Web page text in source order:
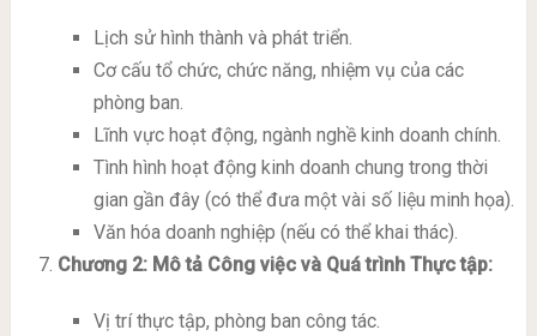
Lịch sử hình thành và phát triển.
Cơ cấu tổ chức, chức năng, nhiệm vụ của các
phòng ban.
Lĩnh vực hoạt động, ngành nghề kinh doanh chính.
Tình hình hoạt động kinh doanh chung trong thời
gian gần đây (có thể đưa một vài số liệu minh họa).
Văn hóa doanh nghiệp (nếu có thể khai thác).
Chương 2: Mô tả Công việc và Quá trình Thực tập:
Vị trí thực tập, phòng ban công tác.